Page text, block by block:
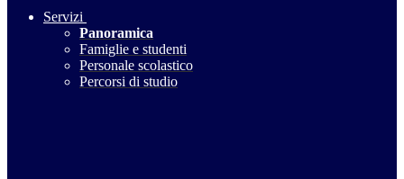
Servizi
Panoramica
Famiglie e studenti
Personale scolastico
Percorsi di studio